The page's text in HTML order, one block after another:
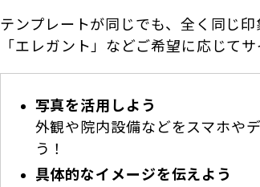
テンプレートが同じでも、全く同じ
「エレガント」などご希望に応じてサ
写真を活用しよう
外観や院内設備などをスマホや
う！
具体的なイメージを伝えよう